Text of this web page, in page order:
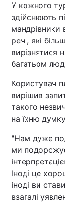
У кожного
здійснюють
мандрівники
речі, які
вирізнятися
багатьом
Користувач
вирішив
такого
на їхню
"Нам дуже
ми
Іноді це
іноді ви
взагалі